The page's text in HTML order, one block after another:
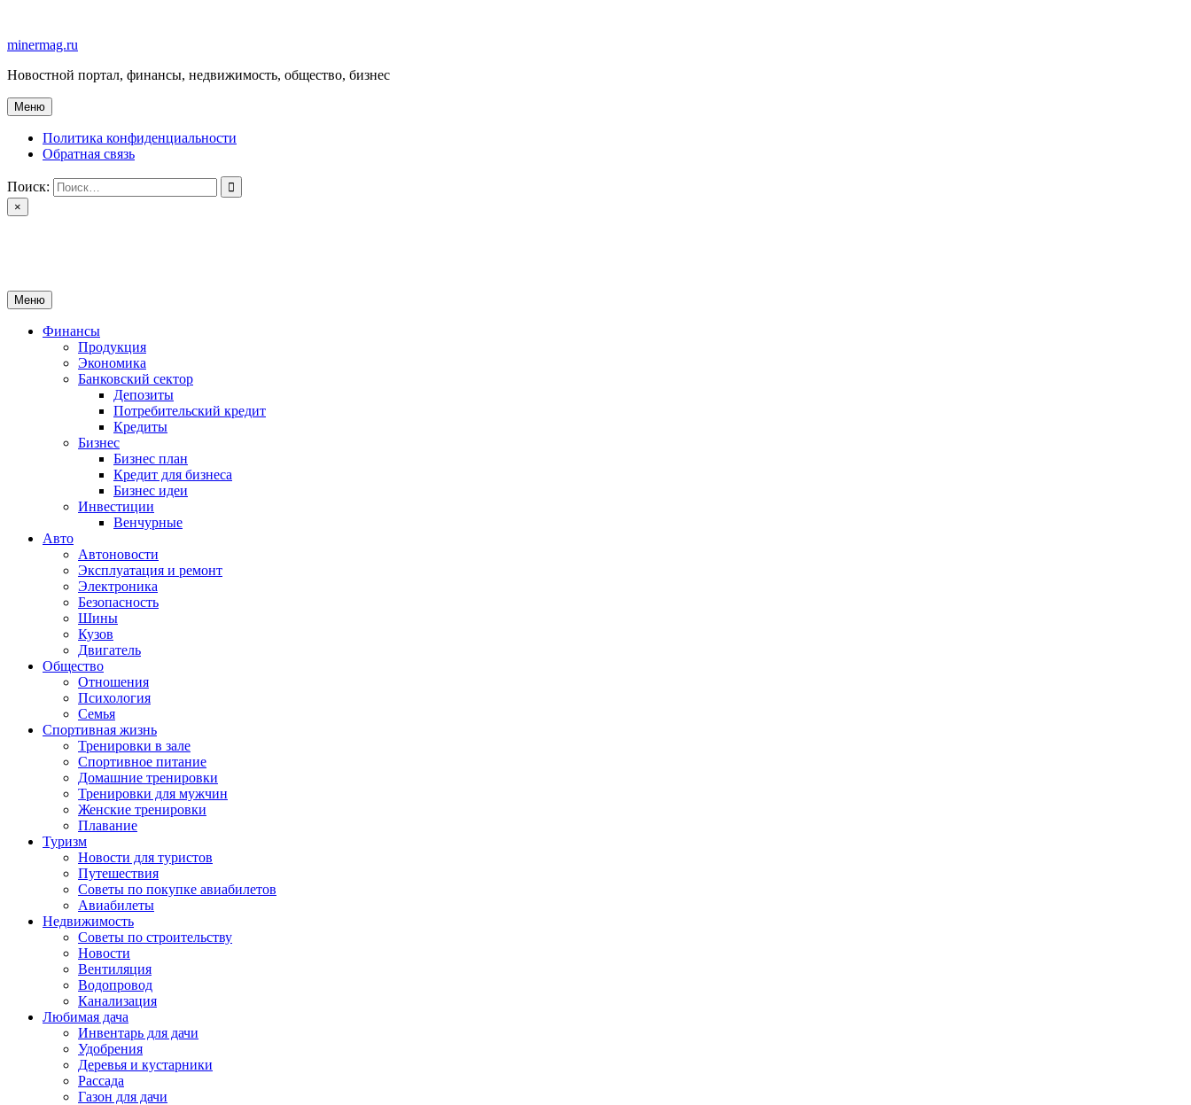
содержимому
minermag.ru
Новостной портал, финансы, недвижимость, общество, бизнес
Меню
Политика конфиденциальности
Обратная связь
Поиск:
×
Меню
Финансы
Продукция
Экономика
Банковский сектор
Депозиты
Потребительский кредит
Кредиты
Бизнес
Бизнес план
Кредит для бизнеса
Бизнес идеи
Инвестиции
Венчурные
Авто
Автоновости
Эксплуатация и ремонт
Электроника
Безопасность
Шины
Кузов
Двигатель
Общество
Отношения
Психология
Семья
Спортивная жизнь
Тренировки в зале
Спортивное питание
Домашние тренировки
Тренировки для мужчин
Женские тренировки
Плавание
Туризм
Новости для туристов
Путешествия
Советы по покупке авиабилетов
Авиабилеты
Недвижимость
Советы по строительству
Новости
Вентиляция
Водопровод
Канализация
Любимая дача
Инвентарь для дачи
Удобрения
Деревья и кустарники
Рассада
Газон для дачи